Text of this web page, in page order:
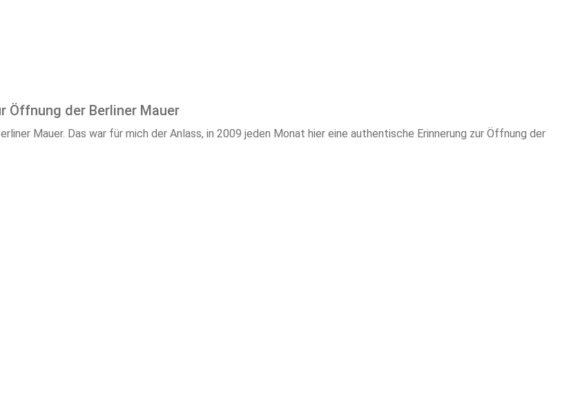
Öffnung der Berliner Mauer
Mauer. Das war für mich der Anlass, in 2009 jeden Monat hier eine authentische Erinnerung zur Öffnung der